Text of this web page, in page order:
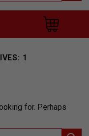
1
for. Perhaps